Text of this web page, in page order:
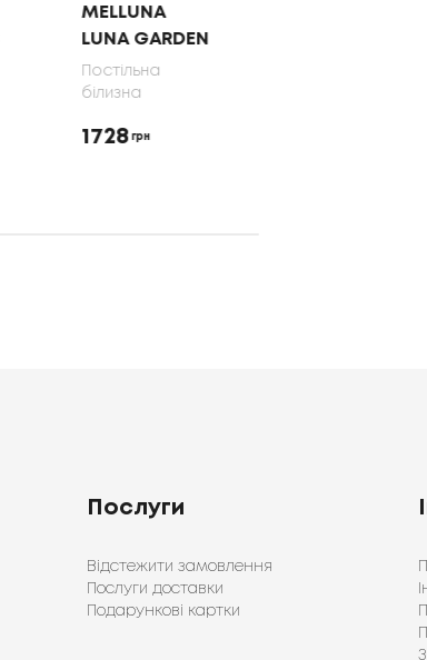
MELLUNA
LUNA GARDEN
Постільна
білизна
1728 грн
Послуги
Відстежити замовлення
Послуги доставки
Подарункові картки